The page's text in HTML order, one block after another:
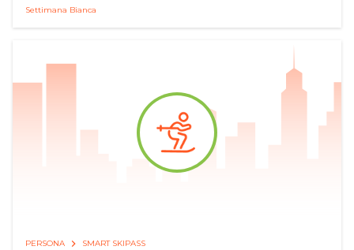
Settimana Bianca
PERSONA SMART SKIPASS